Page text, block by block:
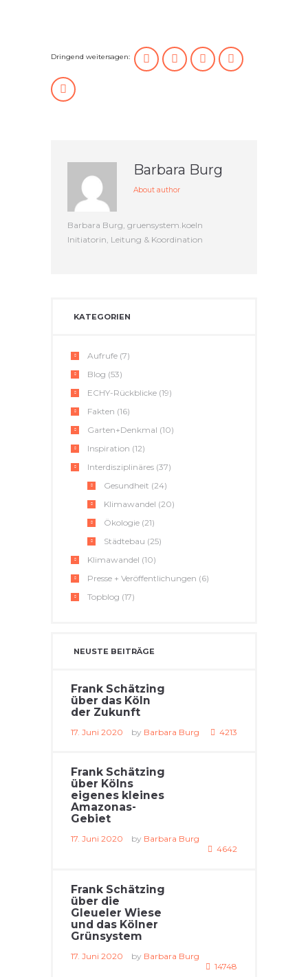
Dringend weitersagen:
Barbara Burg
About author
Barbara Burg, gruensystem.koeln
Initiatorin, Leitung & Koordination
KATEGORIEN
Aufrufe (7)
Blog (53)
ECHY-Rückblicke (19)
Fakten (16)
Garten+Denkmal (10)
Inspiration (12)
Interdisziplinäres (37)
Gesundheit (24)
Klimawandel (20)
Ökologie (21)
Städtebau (25)
Klimawandel (10)
Presse + Veröffentlichungen (6)
Topblog (17)
NEUSTE BEITRÄGE
Frank Schätzing
über das Köln
der Zukunft
17. Juni 2020 by Barbara Burg 4213
Frank Schätzing
über Kölns
eigenes kleines
Amazonas-
Gebiet
17. Juni 2020 by Barbara Burg
4642
Frank Schätzing
über die
Gleueler Wiese
und das Kölner
Grünsystem
17. Juni 2020 by Barbara Burg
14748